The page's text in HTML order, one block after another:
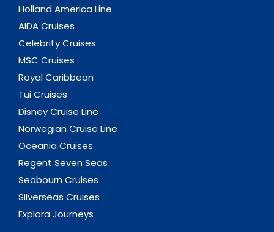
Holland America Line
AIDA Cruises
Celebrity Cruises
MSC Cruises
Royal Caribbean
Tui Cruises
Disney Cruise Line
Norwegian Cruise Line
Oceania Cruises
Regent Seven Seas
Seabourn Cruises
Silverseas Cruises
Explora Journeys